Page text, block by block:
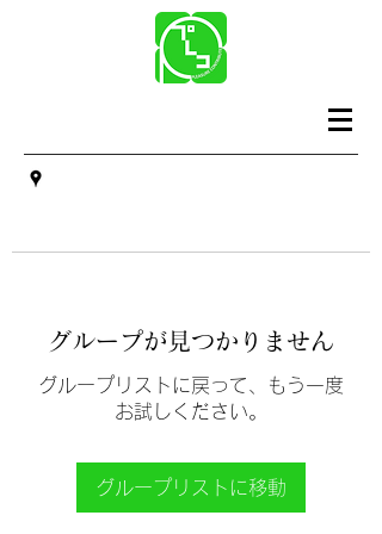
グループが見つかりません
グループリストに戻って、もう一度
お試しください。
グループリストに移動